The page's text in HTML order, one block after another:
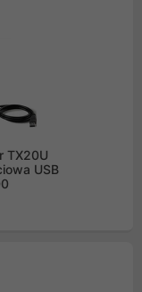
TX20U
USB